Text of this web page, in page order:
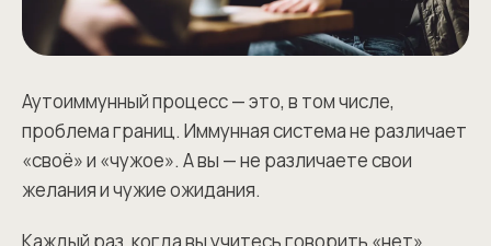
Аутоиммунный процесс — это, в том числе,
проблема границ. Иммунная система не различает
«своё» и «чужое». А вы — не различаете свои
желания и чужие ожидания.